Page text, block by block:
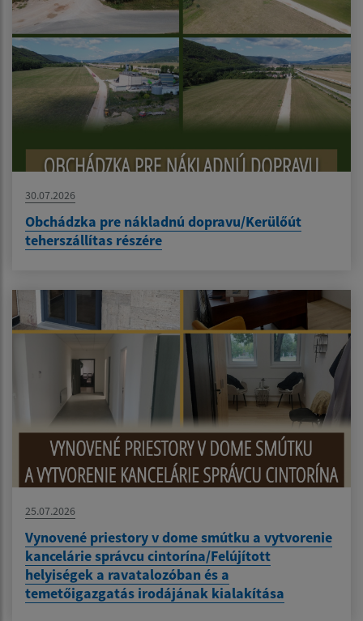
30.07.2026
Obchádzka pre nákladnú dopravu/Kerülőút
teherszállítas részére
25.07.2026
Vynovené priestory v dome smútku a vytvorenie
kancelárie správcu cintorína/Felújított
helyiségek a ravatalozóban és a
temetőigazgatás irodájának kialakítása